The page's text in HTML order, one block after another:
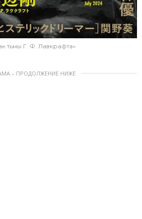
тьмы Г. Ф. Лавкрафта»
– ПРОДОЛЖЕНИЕ НИЖЕ